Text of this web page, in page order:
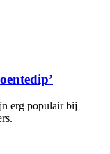
erg populair bij